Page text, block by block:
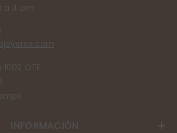
a 4 pm
OTE
INFORMACIÓN